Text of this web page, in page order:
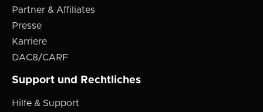
Partner & Affiliates
Presse
Karriere
DAC8/CARF
Support und Rechtliches
Hilfe & Support